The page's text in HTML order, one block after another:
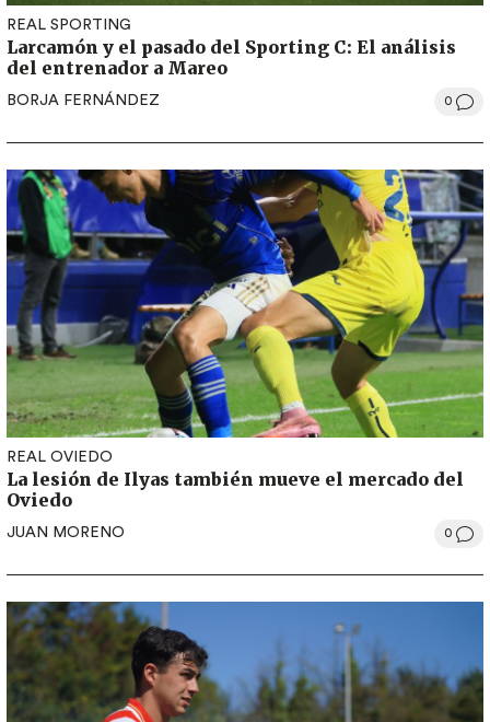
REAL SPORTING
Larcamón y el pasado del Sporting C: El análisis
del entrenador a Mareo
BORJA FERNÁNDEZ 0
REAL OVIEDO
La lesión de Ilyas también mueve el mercado del
Oviedo
JUAN MORENO 0